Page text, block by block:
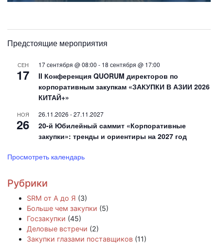
Предстоящие мероприятия
СЕН
17
17 сентября @ 08:00 - 18 сентября @ 17:00
II Конференция QUORUM директоров по
корпоративным закупкам «ЗАКУПКИ В АЗИИ 2026
КИТАЙ+»
НОЯ
26
26.11.2026 -27.11.2027
20-й Юбилейный саммит «Корпоративные
закупки»: тренды и ориентиры на 2027 год
Просмотреть календарь
Рубрики
SRM от А до Я (3)
Больше чем закупки (5)
Госзакупки (45)
Деловые встречи (2)
Закупки глазами поставщиков (11)